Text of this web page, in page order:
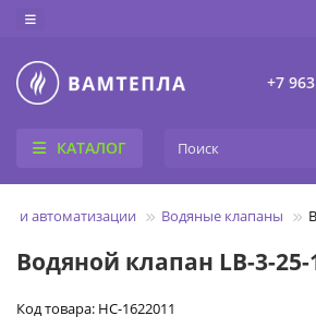
+7
КАТАЛОГ
и автоматизации Водяные клапаны
Водяной клапан LB-3-25-
Код товара: НС-1622011